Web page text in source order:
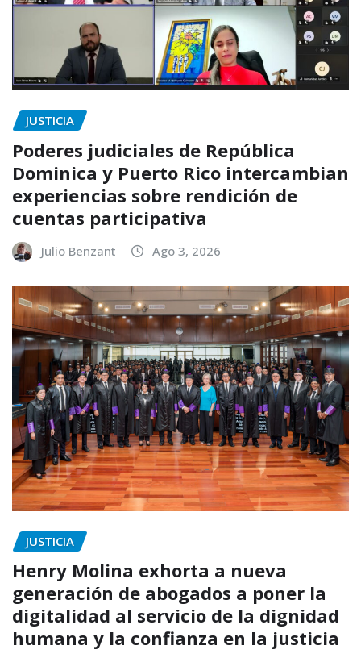
JUSTICIA
Poderes judiciales de República
Dominica y Puerto Rico intercambian
experiencias sobre rendición de
cuentas participativa
Julio Benzant Ago 3, 2026
JUSTICIA
Henry Molina exhorta a nueva
generación de abogados a poner la
digitalidad al servicio de la dignidad
humana y la confianza en la justicia